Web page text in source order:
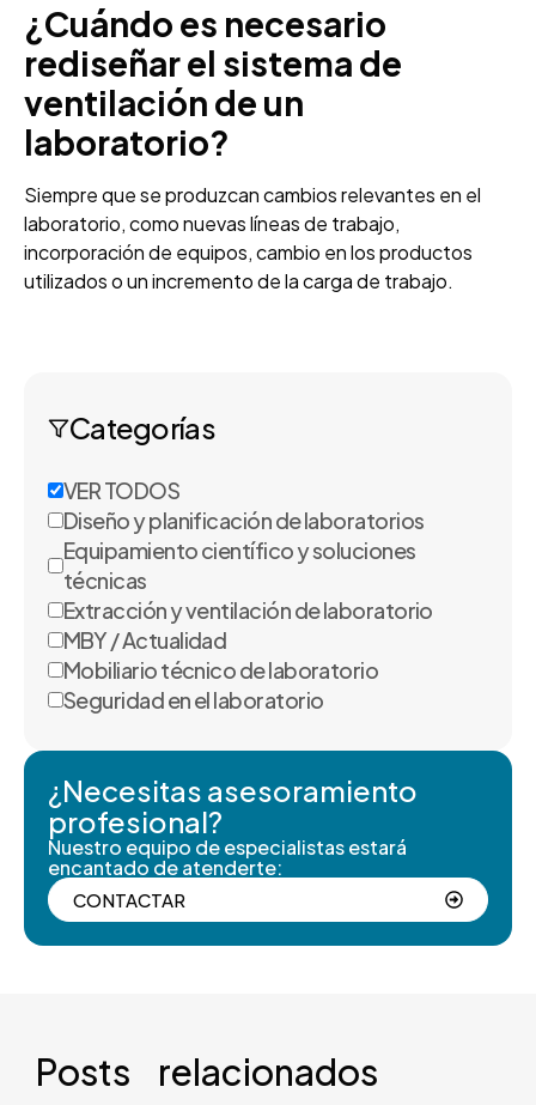
Categorías
VER TODOS
Diseño y planificación de laboratorios
Equipamiento científico y soluciones
técnicas
Extracción y ventilación de laboratorio
MBY / Actualidad
Mobiliario técnico de laboratorio
Seguridad en el laboratorio
¿Necesitas asesoramiento
profesional?
Nuestro equipo de especialistas estará
encantado de atenderte:
CONTACTAR
¿Cuándo es necesario
rediseñar el sistema de
ventilación de un
laboratorio?
Siempre que se produzcan cambios relevantes en el
laboratorio, como nuevas líneas de trabajo,
incorporación de equipos, cambio en los productos
utilizados o un incremento de la carga de trabajo.
Posts relacionados